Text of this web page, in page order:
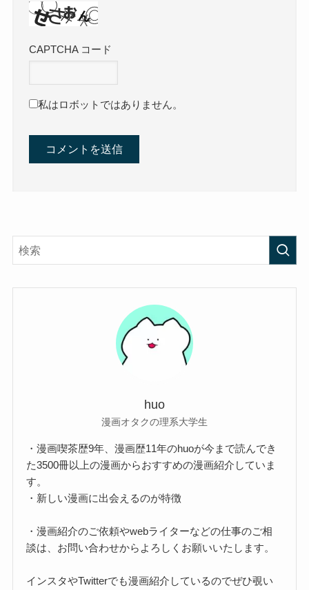
CAPTCHA コード
私はロボットではありません。
huo
漫画オタクの理系大学生
・漫画喫茶歴9年、漫画歴11年のhuoが今まで読んでき
た3500冊以上の漫画からおすすめの漫画紹介していま
す。
・新しい漫画に出会えるのが特徴
・漫画紹介のご依頼やwebライターなどの仕事のご相
談は、お問い合わせからよろしくお願いいたします。
インスタやTwitterでも漫画紹介しているのでぜひ覗い